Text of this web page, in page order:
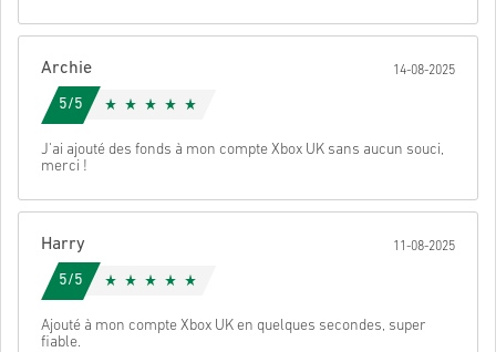
Archie 14-08-2025
5/5
J'ai ajouté des fonds à mon compte Xbox UK sans aucun souci,
merci !
Harry 11-08-2025
5/5
Ajouté à mon compte Xbox UK en quelques secondes, super
fiable.